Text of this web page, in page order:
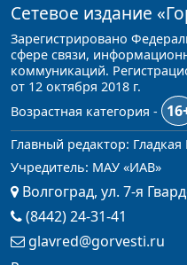
Сетевое издание
Зарегистрировано
сфере связи,
коммуникаций.
от 12 октября 2018 г.
Возрастная категория -
Главный редактор:
Учредитель: МАУ «ИАВ»
Волгоград, ул. 7-я
(8442) 24-31-41
glavred@gorvesti.ru